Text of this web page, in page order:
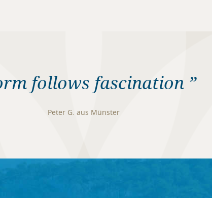
follows fascination ”
Peter G. aus Münster